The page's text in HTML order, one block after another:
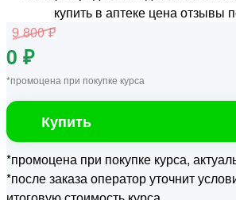
9 800 ₽
0 ₽
*промоцена при покупке курса
Купить
*промоцена при покупке курса,
*после заказа оператор уточнит